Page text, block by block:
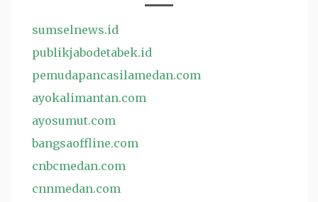
sumselnews.id
publikjabodetabek.id
pemudapancasilamedan.com
ayokalimantan.com
ayosumut.com
bangsaoffline.com
cnbcmedan.com
cnnmedan.com